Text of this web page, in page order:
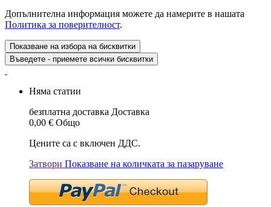
Допълнителна информация можете да намерите в нашата
Политика за поверителност.
Показване на избора на бисквитки
Въведете - приемете всички бисквитки
Няма статии
безплатна доставка Доставка
0,00 € Общо
Цените са с включен ДДС.
Затвори Показване на количката за пазаруване